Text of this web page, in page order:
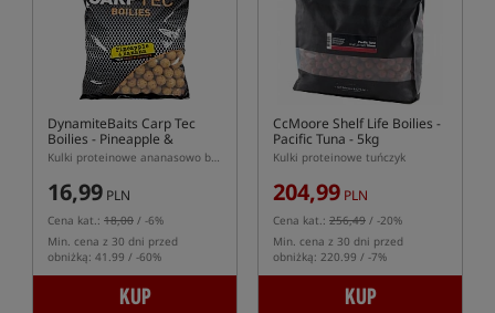
DynamiteBaits Carp Tec
Boilies - Pineapple &
Banana
Kulki proteinowe ananasowo bananowe
16,99 PLN
Cena kat.: 18,00 / -6%
Min. cena z 30 dni przed
obniżką: 41.99 / -60%
KUP
CcMoore Shelf Life Boilies -
Pacific Tuna - 5kg
Kulki proteinowe tuńczyk
204,99 PLN
Cena kat.: 256,49 / -20%
Min. cena z 30 dni przed
obniżką: 220.99 / -7%
KUP